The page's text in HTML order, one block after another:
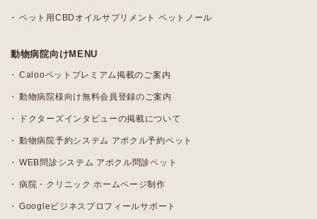
ペット用CBDオイルサプリメント ペットノール
動物病院向けMENU
Calooペットプレミアム掲載のご案内
動物病院様向け無料会員登録のご案内
ドクターズインタビューの掲載について
動物病院予約システム アポクル予約ペット
WEB問診システム アポクル問診ペット
病院・クリニック ホームページ制作
Googleビジネスプロフィールサポート